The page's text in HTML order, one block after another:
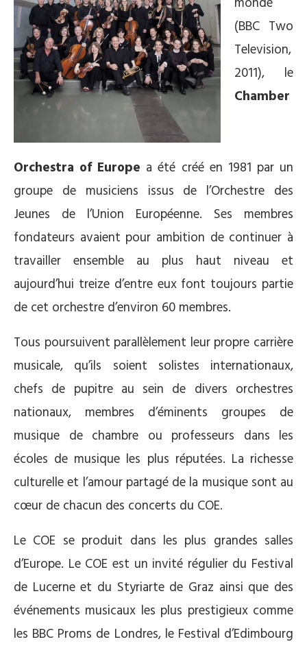
(BBC Two
Television,
2011), le
Chamber
Orchestra of Europe a été créé en 1981 par un
groupe de musiciens issus de l’Orchestre des
Jeunes de l’Union Européenne. Ses membres
fondateurs avaient pour ambition de continuer à
travailler ensemble au plus haut niveau et
aujourd’hui treize d’entre eux font toujours partie
de cet orchestre d’environ 60 membres.
Tous poursuivent parallèlement leur propre carrière
musicale, qu’ils soient solistes internationaux,
chefs de pupitre au sein de divers orchestres
nationaux, membres d’éminents groupes de
musique de chambre ou professeurs dans les
écoles de musique les plus réputées. La richesse
culturelle et l’amour partagé de la musique sont au
cœur de chacun des concerts du COE.
Le COE se produit dans les plus grandes salles
d’Europe. Le COE est un invité régulier du Festival
de Lucerne et du Styriarte de Graz ainsi que des
événements musicaux les plus prestigieux comme
les BBC Proms de Londres, le Festival d’Edimbourg